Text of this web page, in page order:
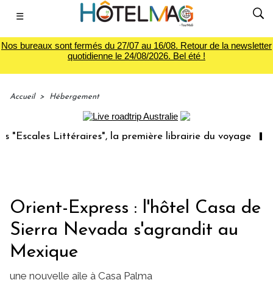
☰
Nos bureaux sont fermés du 27/07 au 16/08. Retour de la newsletter
quotidienne le 24/08/2026. Bel été !
Accueil > Hébergement
Littéraires", la première librairie du voyage Le
Orient-Express : l'hôtel Casa de
Sierra Nevada s'agrandit au
Mexique
une nouvelle aile à Casa Palma